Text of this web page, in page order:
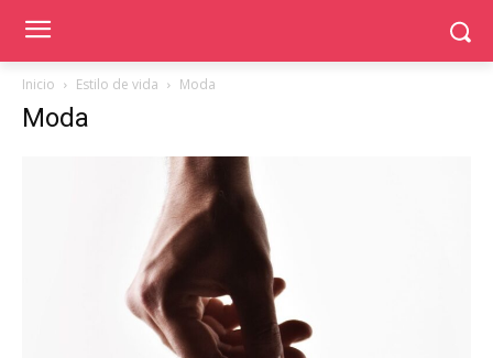
Inicio Estilo de vida Moda
Moda